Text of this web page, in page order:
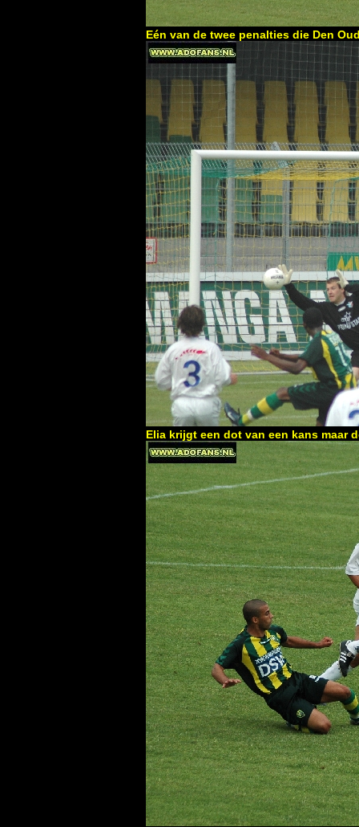
Eén van de twee penalties die Den
Elia krijgt een dot van een kans maar